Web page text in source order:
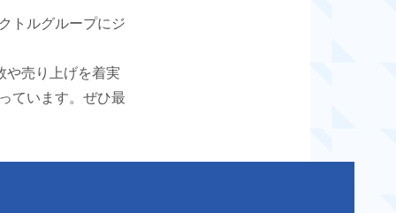
トルグループにジ
や売り上げを着実
ています。ぜひ最